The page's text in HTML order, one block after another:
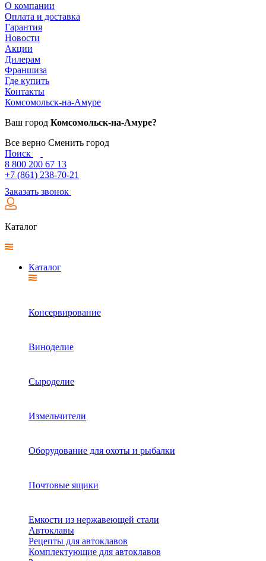
О компании
Оплата и доставка
Гарантия
Новости
Акции
Дилерам
Франшиза
Где купить
Контакты
Комсомольск-на-Амуре
Ваш город Комсомольск-на-Амуре?
Все верно Сменить город
Поиск
8 800 200 67 13
+7 (861) 238-70-21
Заказать звонок
Каталог
Каталог
Консервирование
Виноделие
Сыроделие
Измельчители
Оборудование для охоты и рыбалки
Почтовые ящики
Емкости из нержавеющей стали
Автоклавы
Рецепты для автоклавов
Комплектующие для автоклавов